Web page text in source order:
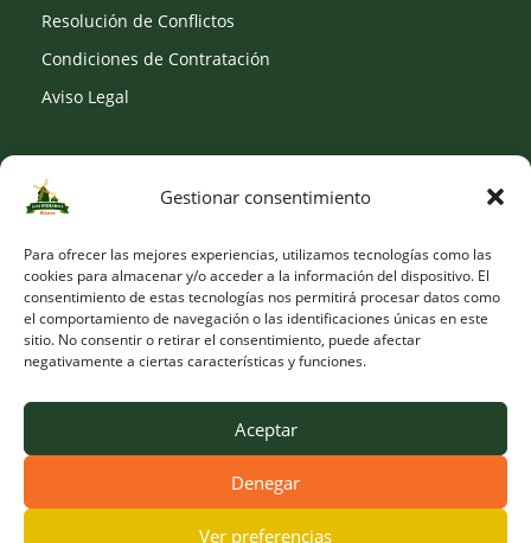
Gestionar consentimiento
Para ofrecer las mejores experiencias, utilizamos tecnologías como las
cookies para almacenar y/o acceder a la información del dispositivo. El
consentimiento de estas tecnologías nos permitirá procesar datos como
el comportamiento de navegación o las identificaciones únicas en este
sitio. No consentir o retirar el consentimiento, puede afectar
negativamente a ciertas características y funciones.
Aceptar
Denegar
Ver preferencias
Resolución de Conflictos
Condiciones de Contratación
Aviso Legal
SOCIAL
© Copyright 2026 Viveros Los Molinos |
Developed by Obelisk